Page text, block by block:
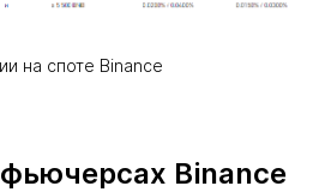
на споте Binance
Binance